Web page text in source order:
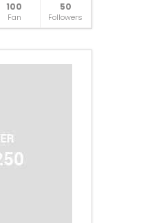
100
Fan
50
Followers